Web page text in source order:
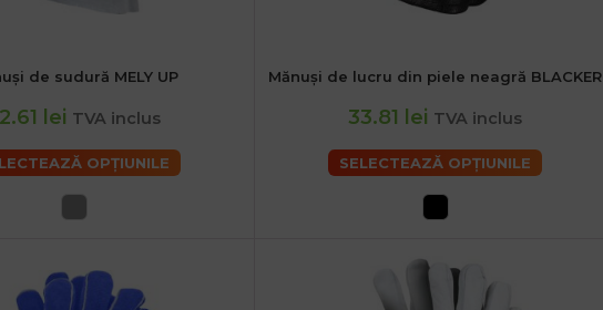
2XL
de sudură MELY UP
lei TVA inclus
OPȚIUNILE
XL
Mănuși de lucru din piele neagră BLACKER
33.81 lei TVA inclus
SELECTEAZĂ OPȚIUNILE